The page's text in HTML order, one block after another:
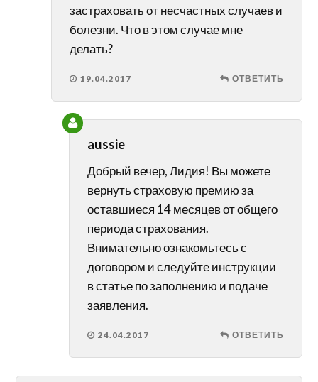
застраховать от несчастных случаев и
болезни. Что в этом случае мне
делать?
19.04.2017 ОТВЕТИТЬ
aussie
Добрый вечер, Лидия! Вы можете
вернуть страховую премию за
оставшиеся 14 месяцев от общего
периода страхования.
Внимательно ознакомьтесь с
договором и следуйте инструкции
в статье по заполнению и подаче
заявления.
24.04.2017 ОТВЕТИТЬ